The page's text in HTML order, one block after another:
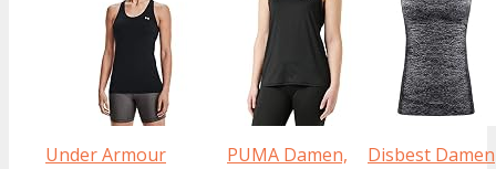
Under Armour
PUMA Damen,
Disbest Damen